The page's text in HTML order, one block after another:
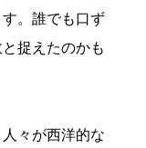
。誰でも口ず
捉えたのかも
々が西洋的な